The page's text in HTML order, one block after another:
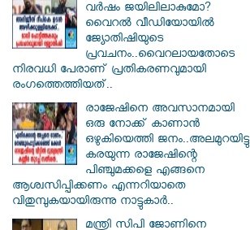
വർഷം ജയിലിലാകുമോ?
വൈറൽ വീഡിയോയിൽ
ജ്യോതിഷിയുടെ
പ്രവചനം..വൈറലായതോടെ
നിരവധി പേരാണ് പ്രതികരണവുമായി
രംഗത്തെത്തിയത്..
രാജേഷിനെ അവസാനമായി
ഒരു നോക്ക് കാണാൻ
ഒഴുകിയെത്തി ജനം..അലമുറയിട്ടു
കരയുന്ന രാജേഷിന്റെ
പിഞ്ചുമക്കളെ എങ്ങനെ
ആശ്വസിപ്പിക്കണം എന്നറിയാതെ
വിതുമ്പുകയായിരുന്നു നാട്ടുകാർ..
മന്ത്രി സിപി ജോണിനെ